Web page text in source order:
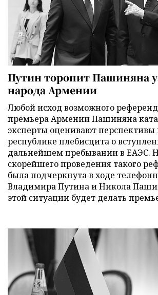
Путин торопит Пашиняна
народа Армении
Любой исход возможного
премьера Армении Пашиняна
эксперты оценивают перспективы
республике плебисцита о
дальнейшем пребывании в ЕАЭС.
скорейшего проведения такого
была подчеркнута в ходе
Владимира Путина и Никола
этой ситуации будет делать